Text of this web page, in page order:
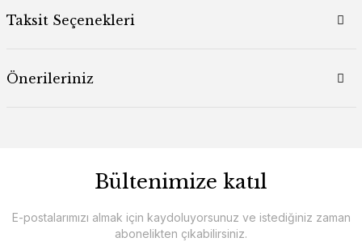
Taksit Seçenekleri
Önerileriniz
Bültenimize katıl
E-postalarımızı almak için kaydoluyorsunuz ve istediğiniz zaman
abonelikten çıkabilirsiniz.